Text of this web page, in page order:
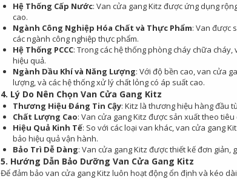
Hệ Thống Cấp Nước: Van cửa gang Kitz được ứng dụng
cao.
Ngành Công Nghiệp Hóa Chất và Thực Phẩm: Van được
các ngành công nghiệp thực phẩm.
Hệ Thống PCCC: Trong các hệ thống phòng cháy chữa
hiệu quả.
Ngành Dầu Khí và Năng Lượng: Với độ bền cao, van cửa
lượng, và các hệ thống xử lý chất lỏng có áp suất cao.
4. Lý Do Nên Chọn Van Cửa Gang Kitz
Thương Hiệu Đáng Tin Cậy: Kitz là thương hiệu hàng đầu
Chất Lượng Cao: Van cửa gang Kitz được sản xuất theo
Hiệu Quả Kinh Tế: So với các loại van khác, van cửa gang
bảo hiệu quả vận hành.
Bảo Trì Dễ Dàng: Van cửa gang Kitz được thiết kế đơn
5. Hướng Dẫn Bảo Dưỡng Van Cửa Gang Kitz
Để đảm bảo van cửa gang Kitz luôn hoạt động ổn định và kéo